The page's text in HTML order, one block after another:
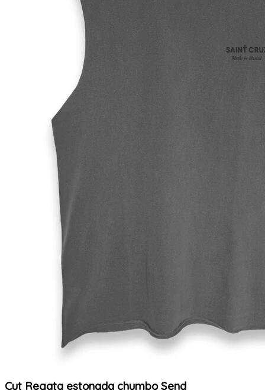
Cut Regata estonada chumbo Send